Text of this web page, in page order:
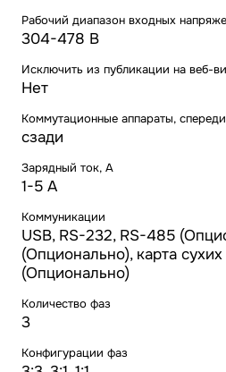
Рабочий диапазон входных
304-478 В
Исключить из публикации на веб-
Нет
Коммутационные аппараты,
сзади
Зарядный ток, А
1-5 А
Коммуникации
USB, RS-232, RS-485
(Опционально), карта сухих
(Опционально)
Количество фаз
3
Конфигурации фаз